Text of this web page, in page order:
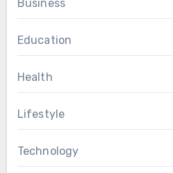
Business
Education
Health
Lifestyle
Technology